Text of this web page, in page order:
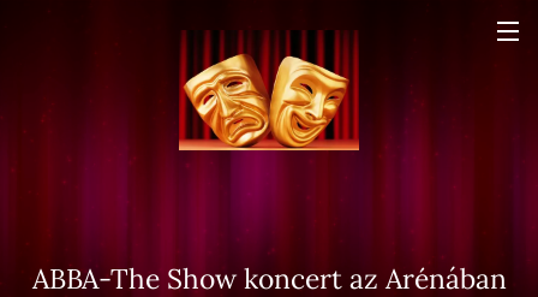
ABBA-The Show koncert az Arénában